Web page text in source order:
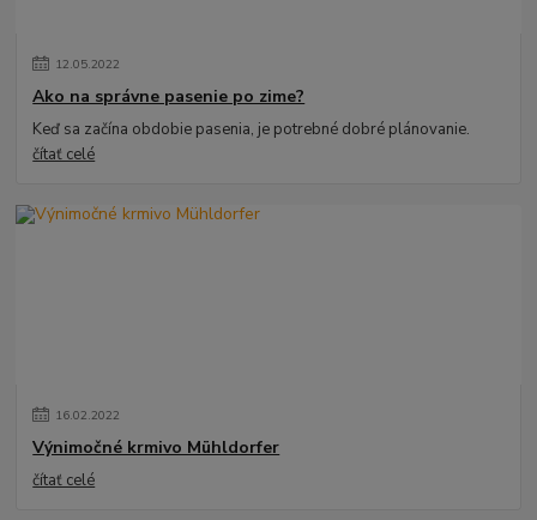
12.05.2022
Ako na správne pasenie po zime?
Keď sa začína obdobie pasenia, je potrebné dobré plánovanie.
čítať celé
16.02.2022
Výnimočné krmivo Mühldorfer
čítať celé